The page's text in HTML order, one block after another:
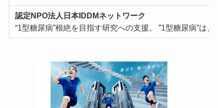
認定NPO法⼈⽇本IDDMネットワーク
“1型糖尿病”根絶を⽬指す研究への⽀援。 ”1型糖尿病”は